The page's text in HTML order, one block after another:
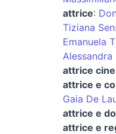
attrice:
Tiziana
Emanuela
Alessandra
attrice
attrice e
Gaia De
attrice e
attrice e